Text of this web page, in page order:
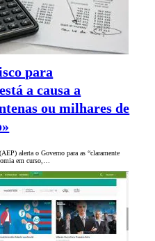
para
a causa a
ou milhares de
alerta o Governo para as “claramente
em curso,…